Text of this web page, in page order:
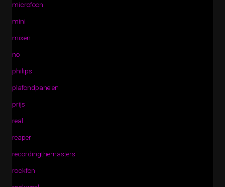
microfoon
mini
mixen
no
philips
plafondpanelen
prijs
real
reaper
recordingthemasters
rockfon